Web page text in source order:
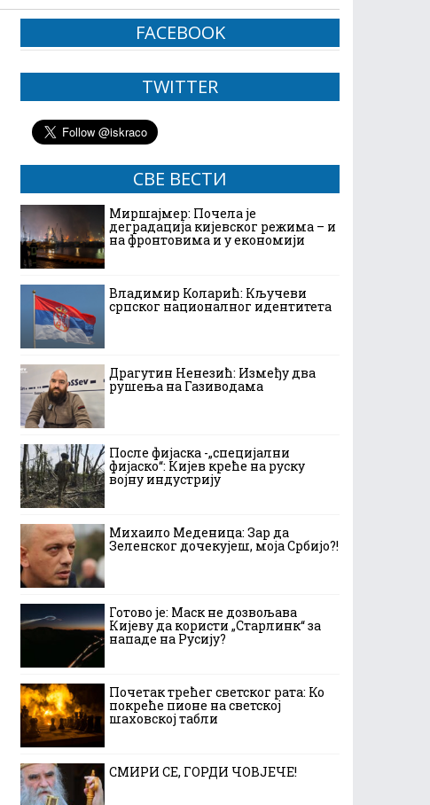
FACEBOOK
TWITTER
СВЕ ВЕСТИ
Миршајмер: Почела је
деградација кијевског режима – и
на фронтовима и у економији
Владимир Коларић: Кључеви
српског националног идентитета
Драгутин Ненезић: Између два
рушења на Газиводама
После фијаска -„специјални
фијаско“: Кијев креће на руску
војну индустрију
Михаило Меденица: Зар да
Зеленског дочекујеш, моја Србијо?!
Готово је: Маск не дозвољава
Кијеву да користи „Старлинк“ за
нападе на Русију?
Почетак трећег светског рата: Ко
покреће пионе на светској
шаховској табли
СМИРИ СЕ, ГОРДИ ЧОВЈЕЧЕ!